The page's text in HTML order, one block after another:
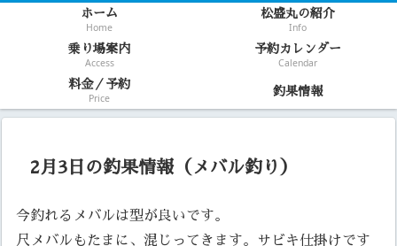
ホーム
Home
松盛丸の紹介
Info
乗り場案内
Access
予約カレンダー
Calendar
料金／予約
Price
釣果情報
2月3日の釣果情報（メバル釣り）
今釣れるメバルは型が良いです。
尺メバルもたまに、混じってきます。サビキ仕掛けです